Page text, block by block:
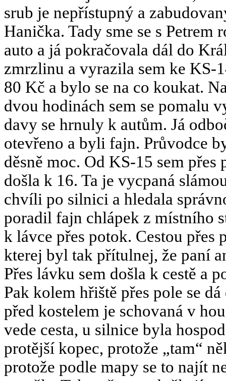
srub je nepřístupný a
Hanička. Tady sme se s
auto a já pokračovala dál do
zmrzlinu a vyrazila sem ke KS-
80 Kč a bylo se na co koukat.
dvou hodinách sem se pomalu
davy se hrnuly k autům. Já
otevřeno a byli fajn. Průvodce
děsně moc. Od KS-15 sem
došla k 16. Ta je vycpaná
chvíli po silnici a hledala
poradil fajn chlápek z místního
k lávce přes potok. Cestou přes
kterej byl tak přítulnej, že paní
Přes lávku sem došla k cestě a
Pak kolem hřiště přes pole se
před kostelem je schovaná v
vede cesta, u silnice byla
protější kopec, protože „tam“
protože podle mapy se to najít